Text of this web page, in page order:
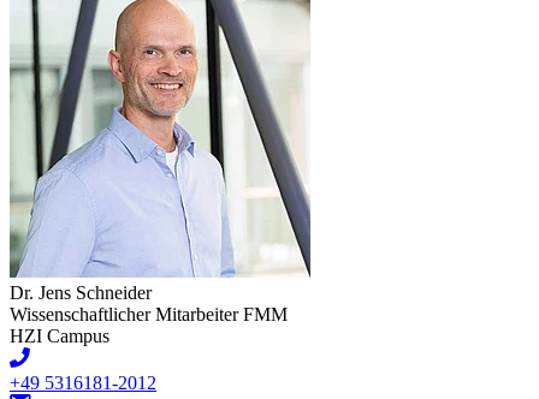
Dr. Jens Schneider
Wissenschaftlicher Mitarbeiter FMM
HZI Campus
+49 5316181-2012